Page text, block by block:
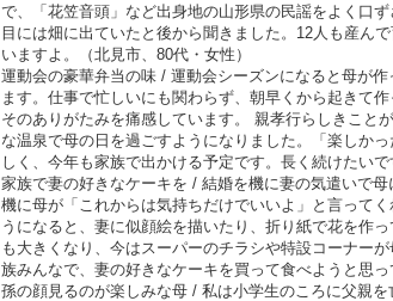
で、「花笠音頭」など出身地の山形県の民謡をよく口
目には畑に出ていたと後から聞きました。12人も産ん
いますよ。（北見市、80代・女性）
運動会の豪華弁当の味 / 運動会シーズンになると母が
ます。仕事で忙しいにも関わらず、朝早くから起きて
そのありがたみを痛感しています。 親孝行らしきこと
な温泉で母の日を過ごすようになりました。「楽しか
しく、今年も家族で出かける予定です。長く続けたいで
家族で妻の好きなケーキを / 結婚を機に妻の気遣いで
機に母が「これからは気持ちだけでいいよ」と言って
うになると、妻に似顔絵を描いたり、折り紙で花を作
も大きくなり、今はスーパーのチラシや特設コーナー
族みんなで、妻の好きなケーキを買って食べようと思っ
孫の顔見るのが楽しみな母 / 私は小学生のころに父親